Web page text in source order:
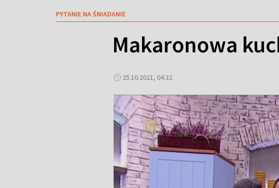
PYTANIE NA ŚNIADANIE
Makaronowa
25.10.2021, 04:32